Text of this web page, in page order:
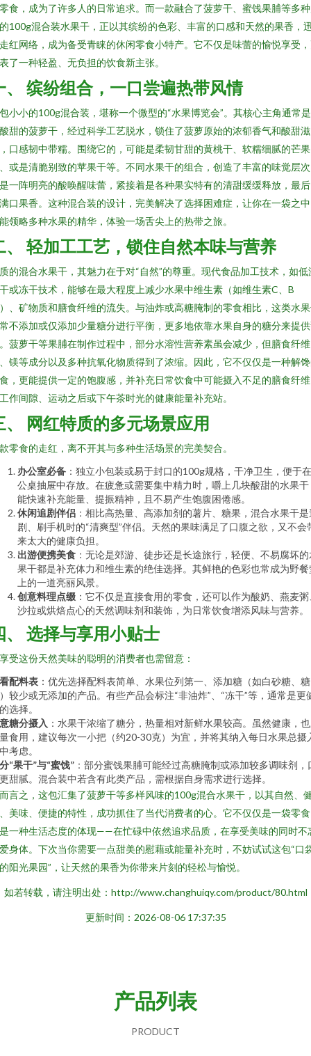
食，成为了许多人的日常追求。而一款融合了菠萝干、蜜饯果脯等多
100g混合装水果干，正以其缤纷的色彩、丰富的口感和天然的果香，
红网络，成为备受青睐的休闲零食小特产。它不仅是味蕾的愉悦享受
了一种轻盈、无负担的饮食新主张。
、 缤纷组合，一口尝遍热带风情
小小的100g混合装，堪称一个微型的“水果博览会”。其核心主角通常
甜的菠萝干，经过科学工艺脱水，锁住了菠萝原始的浓郁香气和酸甜滋
口感韧中带糯。围绕它的，可能是柔韧甘甜的黄桃干、软糯细腻的芒果
或是清脆别致的苹果干等。不同水果干的组合，创造了丰富的味觉层
一阵明亮的酸唤醒味蕾，紧接着是各种果实特有的清甜缓缓释放，最
口果香。这种混合装的设计，完美解决了选择困难症，让你在一袋之
领略多种水果的精华，体验一场舌尖上的热带之旅。
、 轻加工工艺，锁住自然本味与营养
的混合水果干，其魅力在于对“自然”的尊重。现代食品加工技术，如低
或冻干技术，能够在最大程度上减少水果中维生素（如维生素C、B
、矿物质和膳食纤维的流失。与油炸或高糖腌制的零食相比，这类水
不添加或仅添加少量糖分进行平衡，更多地依靠水果自身的糖分来提
菠萝干等果脯在制作过程中，部分水溶性营养素虽会减少，但膳食纤
镁等成分以及多种抗氧化物质得到了浓缩。因此，它不仅仅是一种解
，更能提供一定的饱腹感，并补充日常饮食中可能摄入不足的膳食纤
作间隙、运动之后或下午茶时光的健康能量补充站。
、 网红特质的多元场景应用
零食的走红，离不开其与多种生活场景的完美契合。
办公室必备 ：独立小包装或易于封口的100g规格，干净卫生，便于
公桌抽屉中存放。在疲惫或需要集中精力时，嚼上几块酸甜的水果干
能快速补充能量、提振精神，且不易产生饱腹困倦感。
休闲追剧伴侣 ：相比高热量、高添加剂的薯片、糖果，混合水果干是
剧、刷手机时的“清爽型”伴侣。天然的果味满足了口腹之欲，又不会
来太大的健康负担。
出游便携美食 ：无论是郊游、徒步还是长途旅行，轻便、不易腐坏的
果干都是补充体力和维生素的绝佳选择。其鲜艳的色彩也常成为野餐
上的一道亮丽风景。
创意料理点缀 ：它不仅是直接食用的零食，还可以作为酸奶、燕麦粥
沙拉或烘焙点心的天然调味剂和装饰，为日常饮食增添风味与营养。
、 选择与享用小贴士
受这份天然美味的聪明的消费者也需留意：
配料表 ：优先选择配料表简单、水果位列第一、添加糖（如白砂糖、糖
较少或无添加的产品。有些产品会标注“非油炸”、“冻干”等，通常是更
选择。
糖分摄入 ：水果干浓缩了糖分，热量相对新鲜水果较高。虽然健康，
食用，建议每次一小把（约20-30克）为宜，并将其纳入每日水果总摄
考虑。
“果干”与“蜜饯” ：部分蜜饯果脯可能经过高糖腌制或添加较多调味剂，
甜腻。混合装中若含有此类产品，需根据自身需求进行选择。
言之，这包汇集了菠萝干等多样风味的100g混合水果干，以其自然、
美味、便捷的特性，成功抓住了当代消费者的心。它不仅仅是一袋零
一种生活态度的体现——在忙碌中依然追求品质，在享受美味的同时不
身体。下次当你需要一点甜美的慰藉或能量补充时，不妨试试这包“口
阳光果园”，让天然的果香为你带来片刻的轻松与愉悦。
如若转载，请注明出处：http://www.changhuiqy.com/product/80.html
更新时间：2026-08-06 17:37:35
产品列表
PRODUCT